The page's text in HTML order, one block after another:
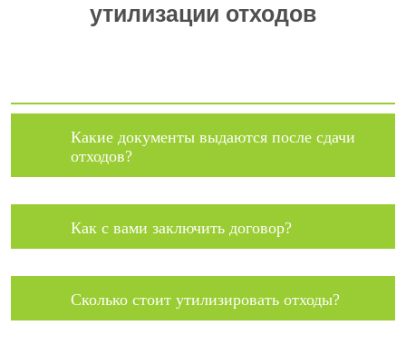
утилизации отходов
Какие документы выдаются после сдачи
отходов?
Как с вами заключить договор?
Сколько стоит утилизировать отходы?